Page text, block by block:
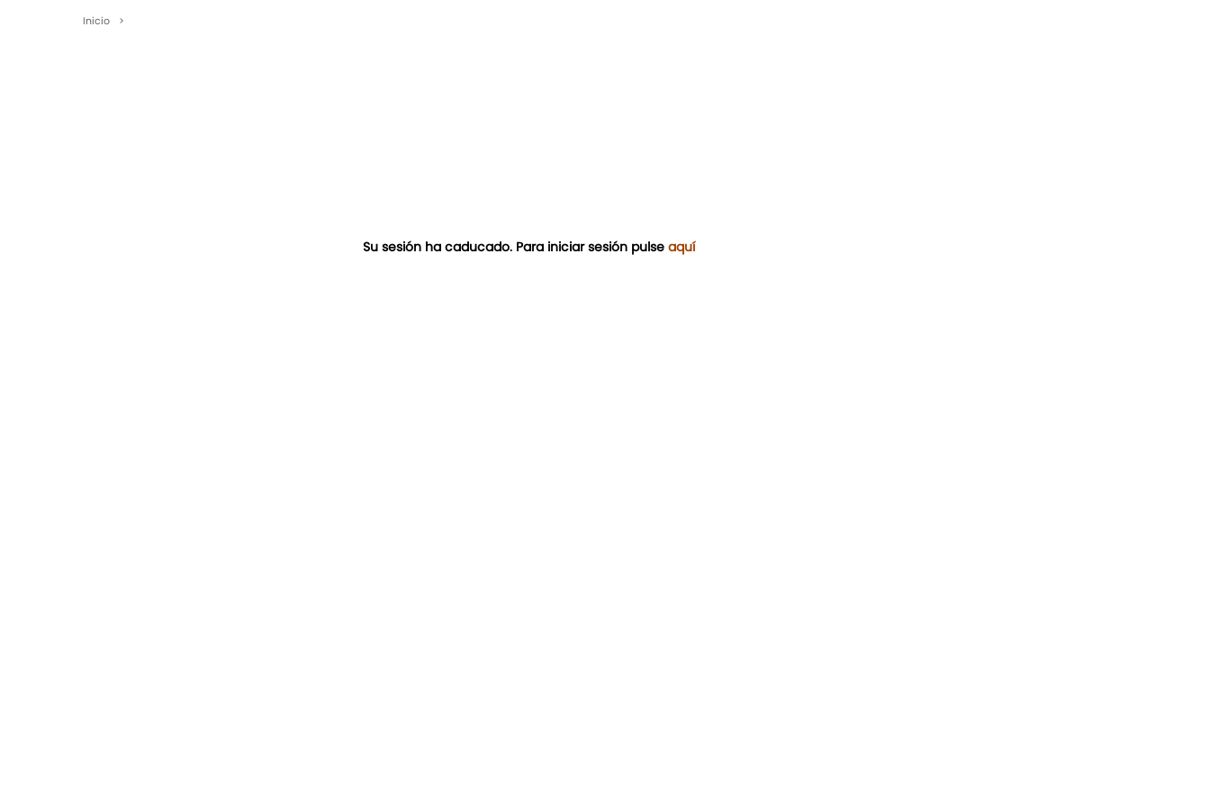
Inicio >
Su sesión ha caducado. Para iniciar sesión pulse aquí